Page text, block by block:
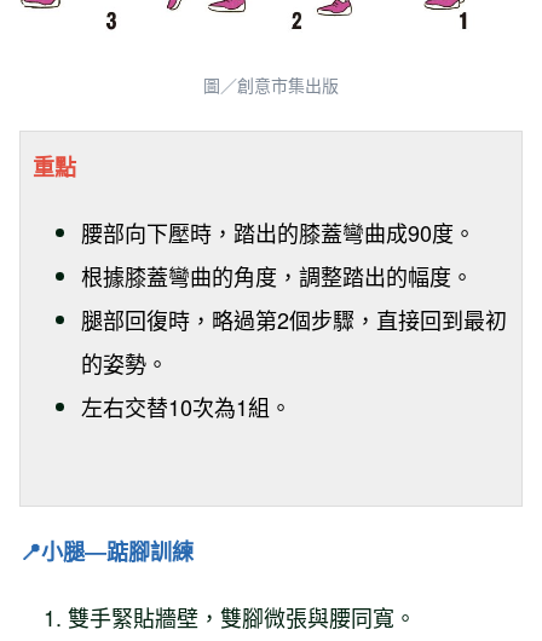
圖／創意市集出版
重點
腰部向下壓時，踏出的膝蓋彎曲成90度。
根據膝蓋彎曲的角度，調整踏出的幅度。
腿部回復時，略過第2個步驟，直接回到最初
的姿勢。
左右交替10次為1組。
📍小腿―踮腳訓練
雙手緊貼牆壁，雙腳微張與腰同寬。